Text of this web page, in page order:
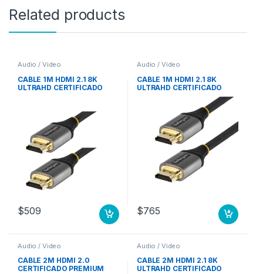
Related products
Audio / Video
CABLE 1M HDMI 2.1 8K
ULTRAHD CERTIFICADO
$509
Audio / Video
CABLE 1M HDMI 2.1 8K
ULTRAHD CERTIFICADO
$765
Audio / Video
CABLE 2M HDMI 2.0
CERTIFICADO PREMIUM
Audio / Video
CABLE 2M HDMI 2.1 8K
ULTRAHD CERTIFICADO